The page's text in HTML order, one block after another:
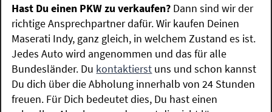
Hast Du einen PKW zu verkaufen? Dann sind wir der
richtige Ansprechpartner dafür. Wir kaufen Deinen
Maserati Indy, ganz gleich, in welchem Zustand es ist.
Jedes Auto wird angenommen und das für alle
Bundesländer. Du kontaktierst uns und schon kannst
Du dich über die Abholung innerhalb von 24 Stunden
freuen. Für Dich bedeutet dies, Du hast einen